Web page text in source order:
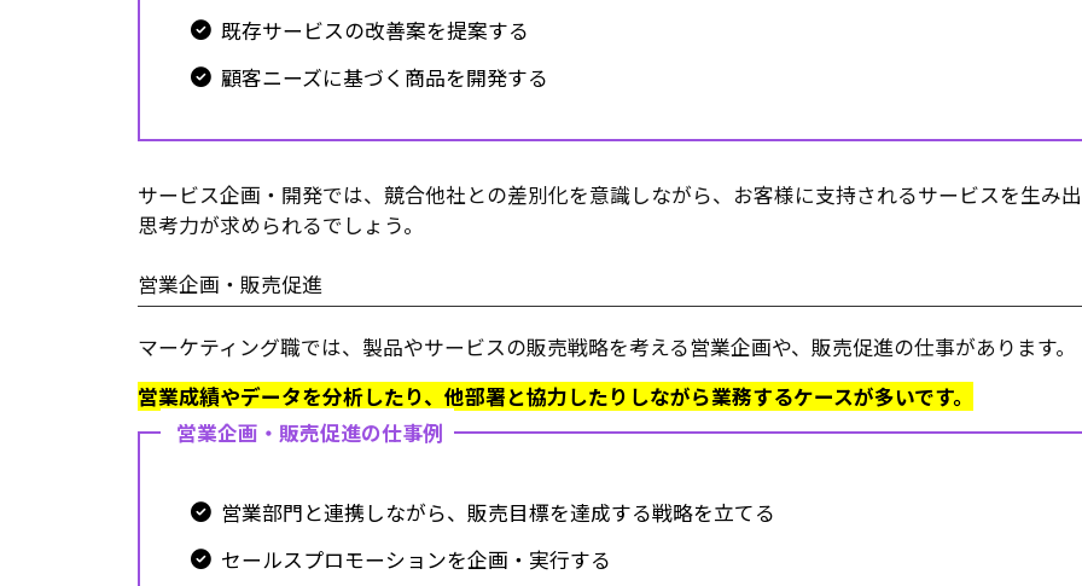
既存サービスの改善案を提案する
顧客ニーズに基づく商品を開発する
サービス企画・開発では、競合他社との差別化を意識しながら、お客様に支持されるサービスを生み
思考力が求められるでしょう。
営業企画・販売促進
マーケティング職では、製品やサービスの販売戦略を考える営業企画や、販売促進の仕事があります。
営業成績やデータを分析したり、他部署と協力したりしながら業務するケースが多いです。
営業企画・販売促進の仕事例
営業部門と連携しながら、販売目標を達成する戦略を立てる
セールスプロモーションを企画・実行する